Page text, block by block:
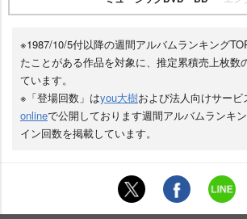
※1987/10/5付以降の週間アルバムランキング
たことがある作品を対象に、推定累積売上枚数
ています。
※「登場回数」はyou大樹および法人向けサービ
onlineで公開しております週間アルバムランキ
イン回数を掲載しています。